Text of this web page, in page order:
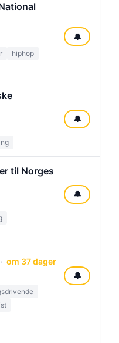
hiphop
🔔
🔔
til Norges
🔔
om 37 dager
🔔